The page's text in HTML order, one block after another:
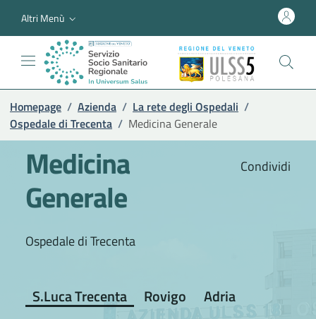
Altri Menù
Homepage / Azienda / La rete degli Ospedali /
Ospedale di Trecenta / Medicina Generale
Condividi
Medicina
Generale
Ospedale di Trecenta
S.Luca Trecenta Rovigo Adria